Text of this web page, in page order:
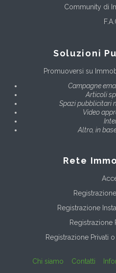
Community di
Soluzioni
Promuoversi su
Campagne
Articoli
Spazi pubblicitari
Video
Altro, in
Rete
Registrazione
Registrazione
Registrazione Privati
Chi siamo Contatti